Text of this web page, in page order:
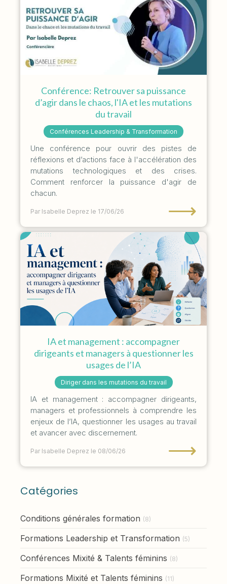
Conférence: Retrouver sa puissance
d’agir dans le chaos, l'IA et les mutations
du travail
Conférences Leadership & Transformation
Une conférence pour ouvrir des pistes de
réflexions et d’actions face à l'accélération des
mutations technologiques et des crises.
Comment renforcer la puissance d'agir de
chacun.
Par Isabelle Deprez le 17/06/26 ⟶
IA et management : accompagner
dirigeants et managers à questionner les
usages de l’IA
Diriger dans les mutations du travail
IA et management : accompagner dirigeants,
managers et professionnels à comprendre les
enjeux de l’IA, questionner les usages au travail
et avancer avec discernement.
Par Isabelle Deprez le 08/06/26 ⟶
Catégories
Conditions générales formation (8)
Formations Leadership et Transformation (5)
Conférences Mixité & Talents féminins (8)
Formations Mixité et Talents féminins (11)